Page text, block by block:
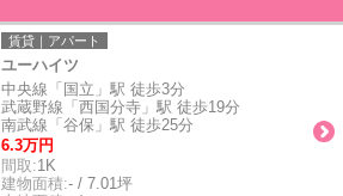
賃貸｜アパート
ユーハイツ
中央線「国立」駅 徒歩3分
武蔵野線「西国分寺」駅 徒歩19分
南武線「谷保」駅 徒歩25分
6.3万円
間取:1K
建物面積:- / 7.01坪